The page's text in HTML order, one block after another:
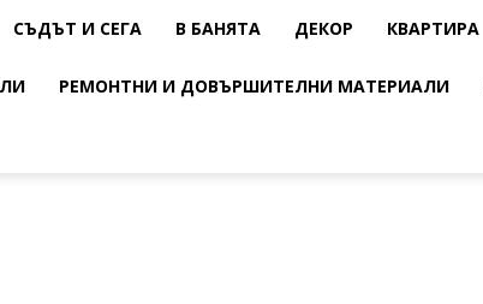
СЪДЪТ И СЕГА В БАНЯТА ДЕКОР КВАРТИРА
РЕМОНТНИ И ДОВЪРШИТЕЛНИ МАТЕРИАЛИ